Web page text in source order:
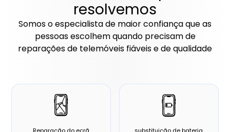
resolvemos
Somos o especialista de maior confiança que as
pessoas escolhem quando precisam de
reparações de telemóveis fiáveis e de qualidade